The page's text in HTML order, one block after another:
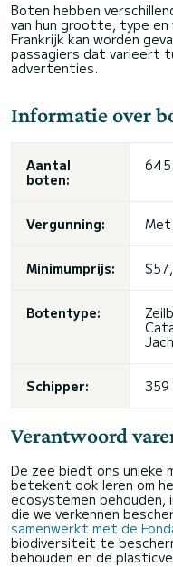
Boten hebben
van hun grootte, type en
Frankrijk kan worden
passagiers dat varieert
advertenties.
Informatie over
Aantal
boten:
Vergunning: Met
Minimumprijs:
Botentype:
Schipper: 359
Verantwoord
De zee biedt ons unieke
betekent ook leren om
ecosystemen behouden,
die we verkennen
samenwerkt met de
biodiversiteit te
behouden en de